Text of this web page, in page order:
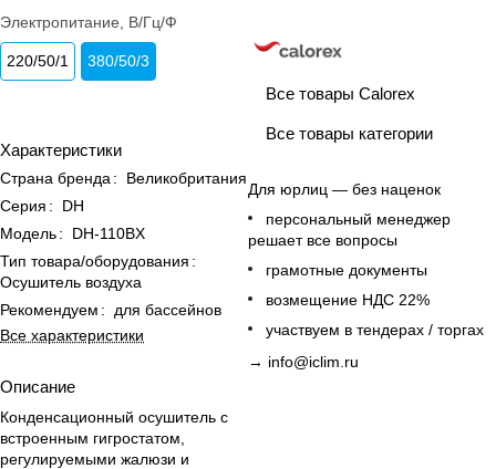
Электропитание, В/Гц/Ф
220/50/1 380/50/3
Характеристики
Страна бренда :
Великобритания
Серия :
DH
Модель:
DH-110BX
Тип товара/оборудования :
Осушитель воздуха
Рекомендуем :
для бассейнов
Все характеристики
Описание
Конденсационный осушитель с
встроенным гигростатом,
регулируемыми жалюзи и
Все товары Calorex
Все товары категории
Для юрлиц — без наценок
персональный менеджер
решает все вопросы
грамотные документы
возмещение НДС 22%
участвуем в тендерах / торгах
→ info@iclim.ru